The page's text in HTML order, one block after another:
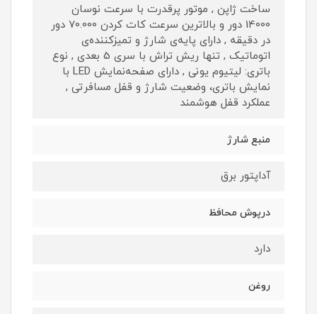
ساخت ژاپن , موتور پرقدرت با سرعت نوسان
14000 دور و بالاترین سرعت کات کردن 70.000 دور
در دقیقه , دارای پایه‌ی شارژ و تمیز‌کننده‌ی
اتوماتیک , تنها ریش تراش با سری 5 بعدی , نوع
باتری: لیتیوم یونی , دارای صفحه‌نمایش LED با
نمایش باتری، وضعیت شارژ و قفل مسافرتی ,
عملکرد قفل هوشمند
منبع شارژ
آداپتور برق
درپوش محافظ
دارد
روغن